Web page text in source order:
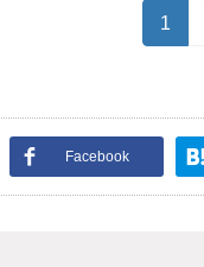
1
Facebook